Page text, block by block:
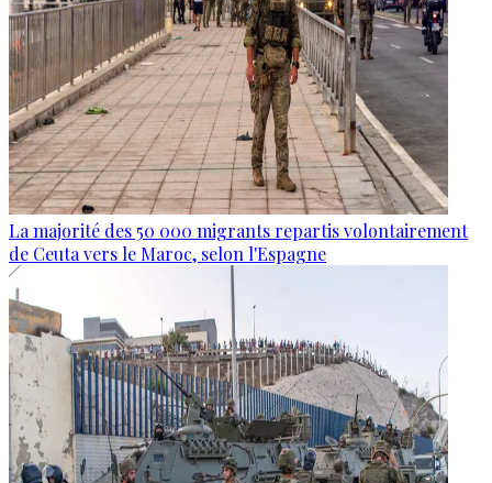
La majorité des 50 000 migrants repartis volontairement
de Ceuta vers le Maroc, selon l'Espagne